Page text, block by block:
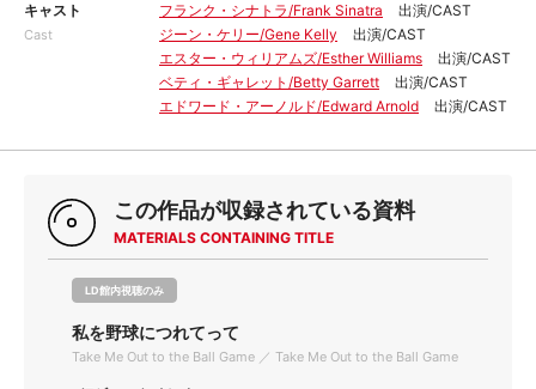
キャスト
Cast
フランク・シナトラ/Frank Sinatra
出演/CAST
ジーン・ケリー/Gene Kelly
出演/CAST
エスター・ウィリアムズ/Esther Williams
出演/CAST
ベティ・ギャレット/Betty Garrett
出演/CAST
エドワード・アーノルド/Edward Arnold
出演/CAST
この作品が収録されている資料
MATERIALS CONTAINING TITLE
LD館内視聴のみ
私を野球につれてって
Take Me Out to the Ball Game ／ Take Me Out to the Ball Game